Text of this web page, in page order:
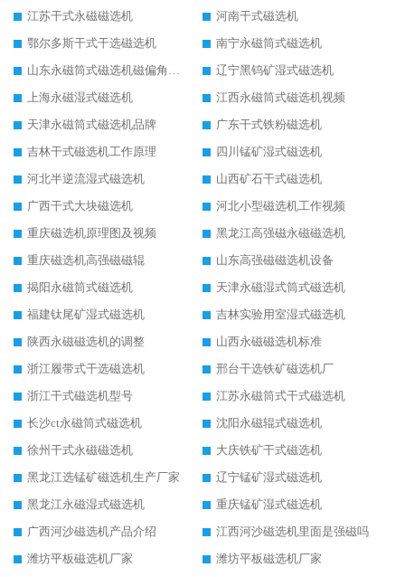
江苏干式永磁磁选机
河南干式磁选机
鄂尔多斯干式干选磁选机
南宁永磁筒式磁选机
辽宁黑钨矿湿式磁选机
上海永磁湿式磁选机
江西永磁筒式磁选机视频
天津永磁筒式磁选机品牌
广东干式铁粉磁选机
吉林干式磁选机工作原理
四川锰矿湿式磁选机
河北半逆流湿式磁选机
山西矿石干式磁选机
广西干式大块磁选机
河北小型磁选机工作视频
重庆磁选机原理图及视频
黑龙江高强磁永磁磁选机
重庆磁选机高强磁磁辊
山东高强磁磁选机设备
揭阳永磁筒式磁选机
天津永磁湿式筒式磁选机
福建钛尾矿湿式磁选机
吉林实验用室湿式磁选机
陕西永磁磁选机的调整
山西永磁磁选机标准
浙江履带式干选磁选机
邢台干选铁矿磁选机厂
浙江干式磁选机型号
江苏永磁筒式干式磁选机
长沙ct永磁筒式磁选机
沈阳永磁辊式磁选机
徐州干式永磁磁选机
大庆铁矿干式磁选机
黑龙江选锰矿磁选机生产厂家
辽宁锰矿湿式磁选机
黑龙江永磁湿式磁选机
重庆锰矿湿式磁选机
广西河沙磁选机产品介绍
江西河沙磁选机里面是强磁吗
潍坊平板磁选机厂家
潍坊平板磁选机厂家